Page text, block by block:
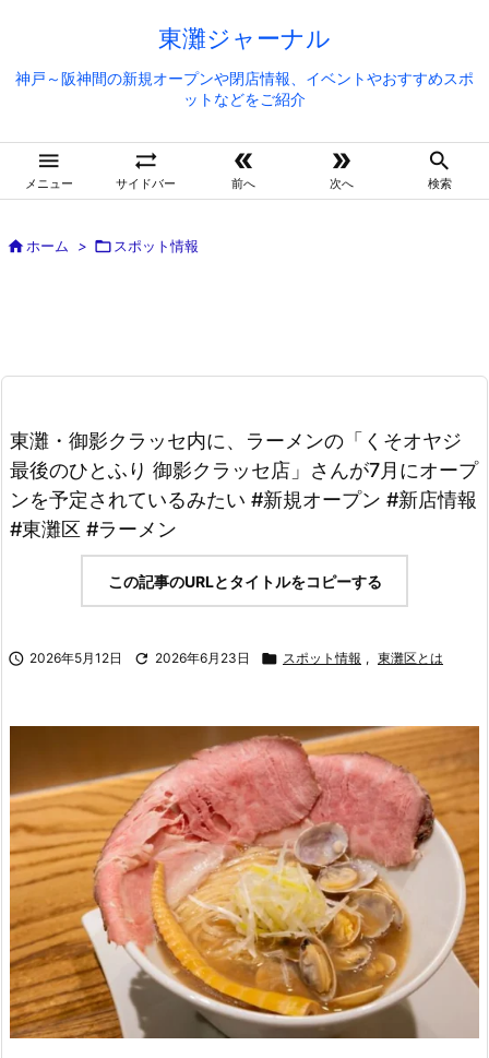
東灘ジャーナル
神戸～阪神間の新規オープンや閉店情報、イベントやおすすめスポ
ットなどをご紹介

メニュー

サイドバー

前へ

次へ

検索
ホーム >  スポット情報
東灘・御影クラッセ内に、ラーメンの「くそオヤジ
最後のひとふり 御影クラッセ店」さんが7月にオープ
ンを予定されているみたい #新規オープン #新店情報
#東灘区 #ラーメン
この記事のURLとタイトルをコピーする
 2026年5月12日  2026年6月23日  スポット情報 , 東灘区とは